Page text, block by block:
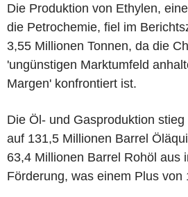
Die Produktion von Ethylen,
die Petrochemie, fiel im
3,55 Millionen Tonnen, da die
'ungünstigen Marktumfeld
Margen' konfrontiert ist.
Die Öl- und Gasproduktion
auf 131,5 Millionen Barrel
63,4 Millionen Barrel Rohöl aus
Förderung, was einem Plus von